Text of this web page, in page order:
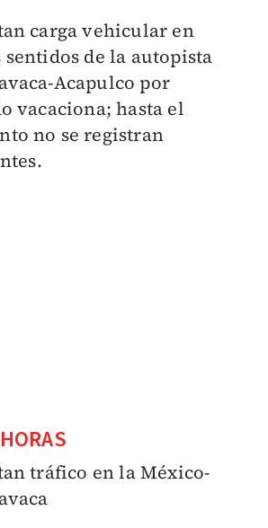
carga vehicular en
sentidos de la autopista
Acapulco por
vacaciona; hasta el
no se registran
tráfico en la México-